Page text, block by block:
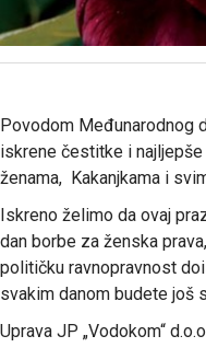
Povodom Međunarodnog
iskrene čestitke i
ženama, Kakanjkama i
Iskreno želimo da ovaj
dan borbe za ženska
političku ravnopravnost
svakim danom budete još
Uprava JP „Vodokom“